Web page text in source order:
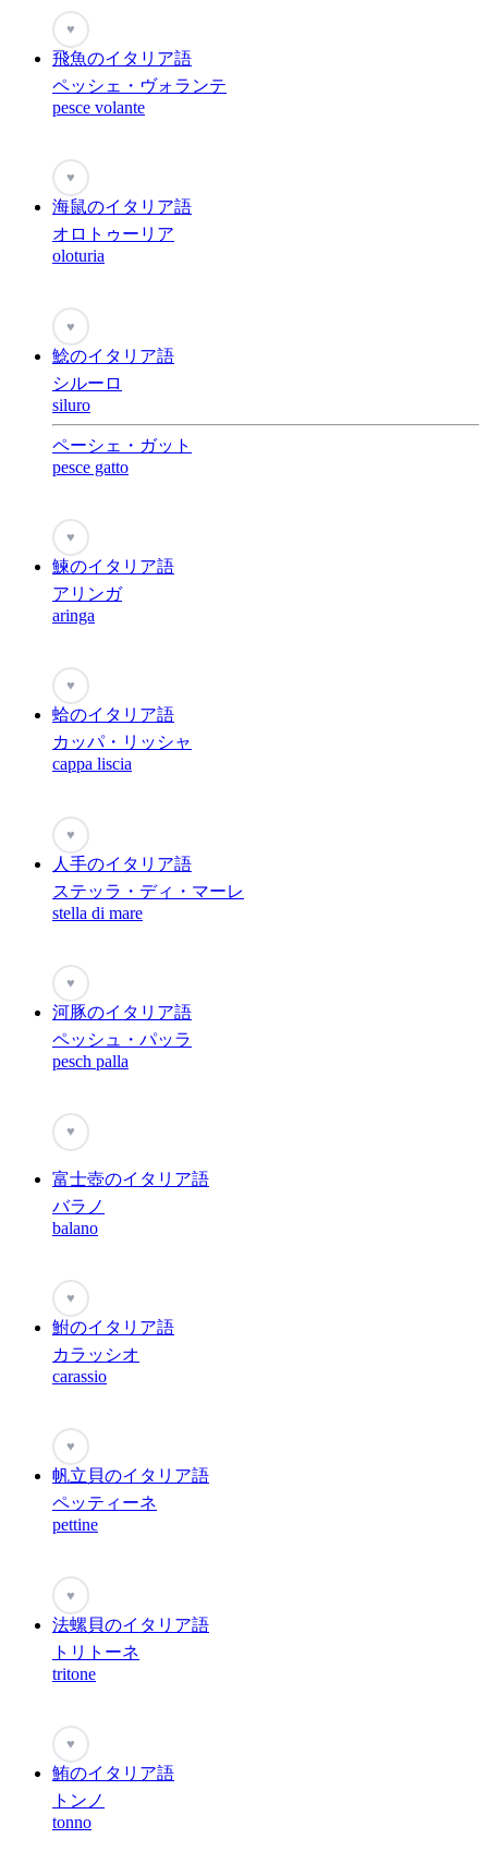
♥
飛魚のイタリア語
ペッシェ・ヴォランテ
pesce volante
♥
海鼠のイタリア語
オロトゥーリア
oloturia
♥
鯰のイタリア語
シルーロ
siluro
ペーシェ・ガット
pesce gatto
♥
鰊のイタリア語
アリンガ
aringa
♥
蛤のイタリア語
カッパ・リッシャ
cappa liscia
♥
人手のイタリア語
ステッラ・ディ・マーレ
stella di mare
♥
河豚のイタリア語
ペッシュ・パッラ
pesch palla
♥
富士壺のイタリア語
バラノ
balano
♥
鮒のイタリア語
カラッシオ
carassio
♥
帆立貝のイタリア語
ペッティーネ
pettine
♥
法螺貝のイタリア語
トリトーネ
tritone
♥
鮪のイタリア語
トンノ
tonno